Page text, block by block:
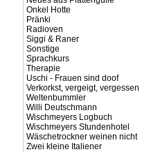
Onkel Hotte
Pränki
Radioven
Siggi & Raner
Sonstige
Sprachkurs
Therapie
Uschi - Frauen sind doof
Verkorkst, vergeigt, vergessen
Weltenbummler
Willi Deutschmann
Wischmeyers Logbuch
Wischmeyers Stundenhotel
Wäschetrockner weinen nicht
Zwei kleine Italiener